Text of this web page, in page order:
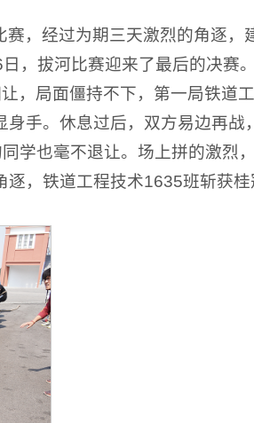
，经过为期三天激烈的角逐，
，拔河比赛迎来了最后的决赛。
，局面僵持不下，第一局铁道
手。休息过后，双方易边再战
学也毫不退让。场上拼的激烈
，铁道工程技术1635班斩获